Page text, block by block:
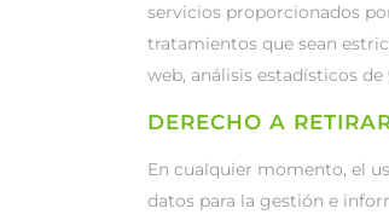
servicios proporcionados
tratamientos que sean
web, análisis estadísticos
DERECHO A
En cualquier momento, el
datos para la gestión e